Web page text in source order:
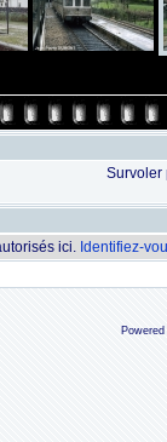
Survoler
ici. Identifiez-